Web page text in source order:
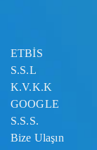
ETBİS
S.S.L
K.V.K.K
GOOGLE
S.S.S.
Bize Ulaşın